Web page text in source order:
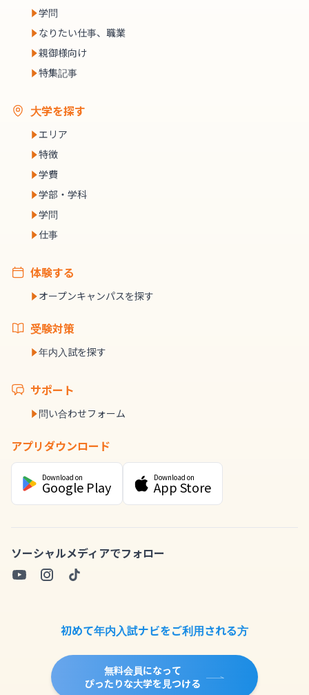
学問
なりたい仕事、職業
親御様向け
特集記事
大学を探す
エリア
特徴
学費
学部・学科
学問
仕事
体験する
オープンキャンパスを探す
受験対策
年内入試を探す
サポート
問い合わせフォーム
アプリダウンロード
Download on
Google Play
Download on
App Store
ソーシャルメディアでフォロー
初めて年内入試ナビをご利用される方
無料会員になって
ぴったりな大学を見つける